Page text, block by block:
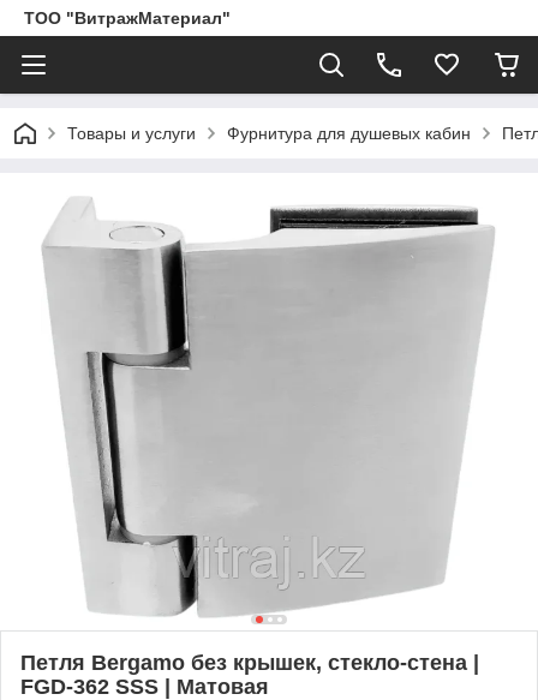
ТОО "ВитражМатериал"
Товары и услуги Фурнитура для душевых кабин
Петля Bergamo без крышек, стекло-стена |
FGD-362 SSS | Матовая